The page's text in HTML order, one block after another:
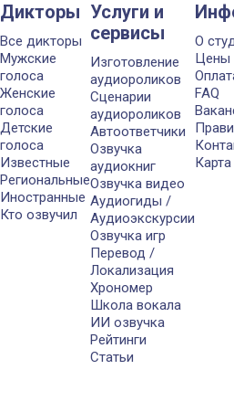
Дикторы
Все дикторы
Мужские
голоса
Женские
голоса
Детские
голоса
Известные
Региональные
Иностранные
Кто озвучил
Услуги и
сервисы
Изготовление
аудиороликов
Сценарии
аудиороликов
Автоответчики
Озвучка
аудиокниг
Озвучка видео
Аудиогиды /
Аудиоэкскурсии
Озвучка игр
Перевод /
Локализация
Хрономер
Школа вокала
ИИ озвучка
Рейтинги
Статьи
О
Цены
FAQ